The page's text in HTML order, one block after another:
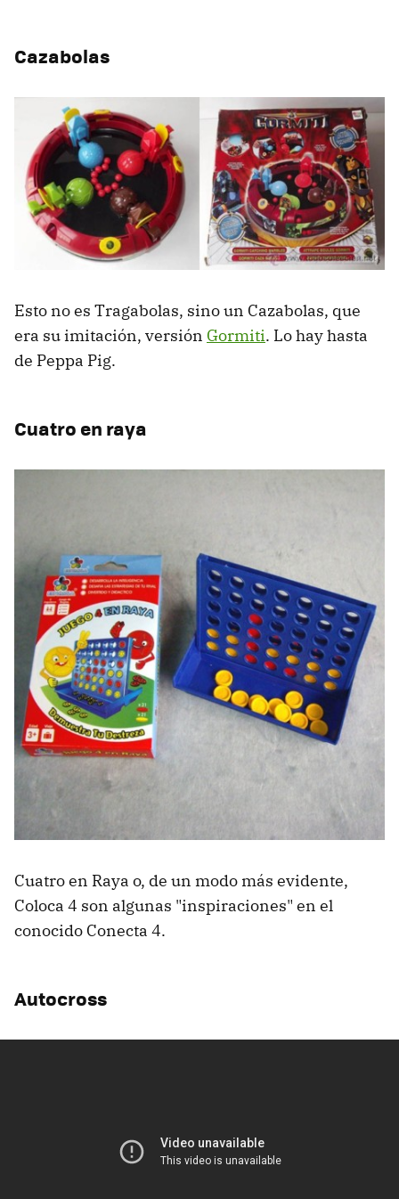
Cazabolas
Esto no es Tragabolas, sino un Cazabolas, que
era su imitación, versión Gormiti. Lo hay hasta
de Peppa Pig.
Cuatro en raya
Cuatro en Raya o, de un modo más evidente,
Coloca 4 son algunas "inspiraciones" en el
conocido Conecta 4.
Autocross